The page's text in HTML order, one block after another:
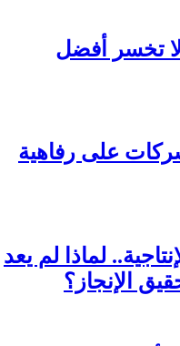
تخسر أفضل
على رفاهية
لماذا لم يعد
الإنجاز؟